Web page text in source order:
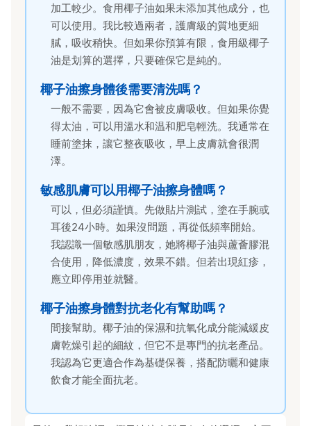
加工較少。食用椰子油如果未添加其他成分，也
可以使用。我比較過兩者，護膚級的質地更細
膩，吸收稍快。但如果你預算有限，食用級椰子
油是划算的選擇，只要確保它是純的。
椰子油擦身體後需要清洗嗎？
一般不需要，因為它會被皮膚吸收。但如果你覺
得太油，可以用溫水和温和肥皂輕洗。我通常在
睡前塗抹，讓它整夜吸收，早上皮膚就會很潤
澤。
敏感肌膚可以用椰子油擦身體嗎？
可以，但必須謹慎。先做貼片測試，塗在手腕或
耳後24小時。如果沒問題，再從低頻率開始。
我認識一個敏感肌朋友，她將椰子油與蘆薈膠混
合使用，降低濃度，效果不錯。但若出現紅疹，
應立即停用並就醫。
椰子油擦身體對抗老化有幫助嗎？
間接幫助。椰子油的保濕和抗氧化成分能減緩皮
膚乾燥引起的細紋，但它不是專門的抗老產品。
我認為它更適合作為基礎保養，搭配防曬和健康
飲食才能全面抗老。